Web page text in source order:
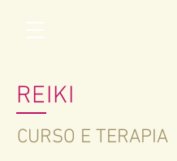
REIKI
CURSO E TERAPIA